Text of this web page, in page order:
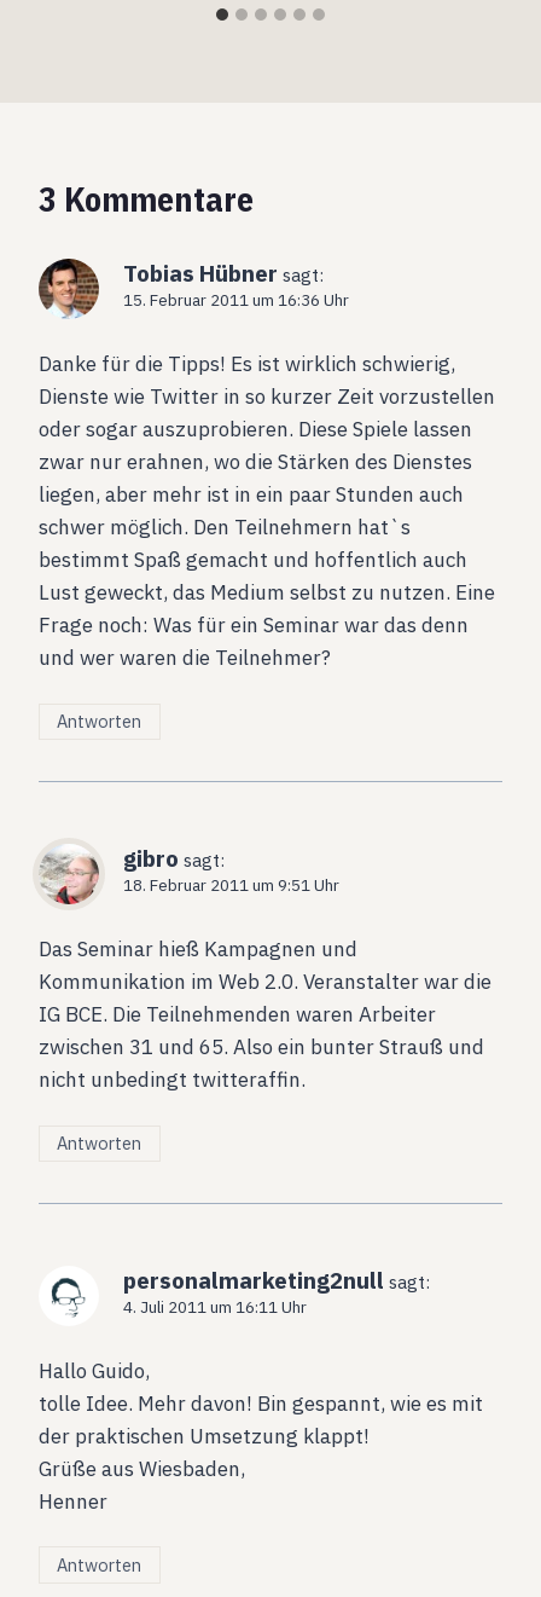
3 Kommentare
Tobias Hübner sagt:
15. Februar 2011 um 16:36 Uhr
Danke für die Tipps! Es ist wirklich schwierig,
Dienste wie Twitter in so kurzer Zeit vorzustellen
oder sogar auszuprobieren. Diese Spiele lassen
zwar nur erahnen, wo die Stärken des Dienstes
liegen, aber mehr ist in ein paar Stunden auch
schwer möglich. Den Teilnehmern hat`s
bestimmt Spaß gemacht und hoffentlich auch
Lust geweckt, das Medium selbst zu nutzen. Eine
Frage noch: Was für ein Seminar war das denn
und wer waren die Teilnehmer?
Antworten
gibro sagt:
18. Februar 2011 um 9:51 Uhr
Das Seminar hieß Kampagnen und
Kommunikation im Web 2.0. Veranstalter war die
IG BCE. Die Teilnehmenden waren Arbeiter
zwischen 31 und 65. Also ein bunter Strauß und
nicht unbedingt twitteraffin.
Antworten
personalmarketing2null sagt:
4. Juli 2011 um 16:11 Uhr
Hallo Guido,
tolle Idee. Mehr davon! Bin gespannt, wie es mit
der praktischen Umsetzung klappt!
Grüße aus Wiesbaden,
Henner
Antworten